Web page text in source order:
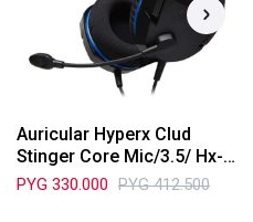
Auricular Hyperx Clud
Stinger Core Mic/3.5/ Hx-
Hscsc-Bk
PYG 330.000 PYG 412.500